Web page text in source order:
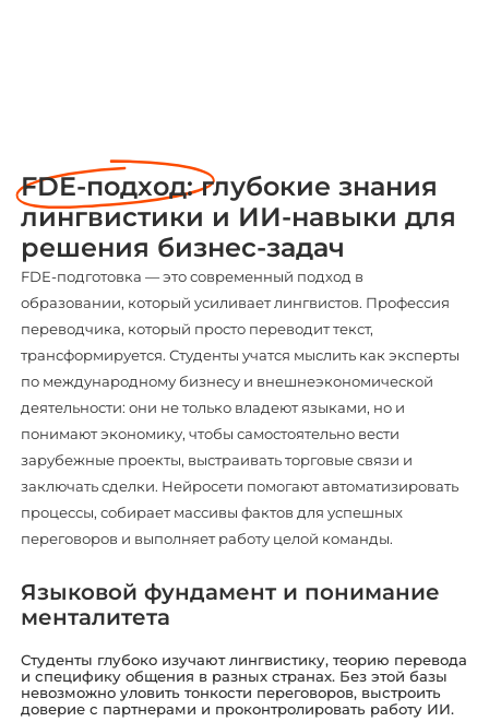
FDE-подход:глубокие знания
лингвистики и ИИ-навыки для
решения бизнес-задач
FDE-подготовка — это современный подход в
образовании, который усиливает лингвистов. Профессия
переводчика, который просто переводит текст,
трансформируется. Студенты учатся мыслить как эксперты
по международному бизнесу и внешнеэкономической
деятельности: они не только владеют языками, но и
понимают экономику, чтобы самостоятельно вести
зарубежные проекты, выстраивать торговые связи и
заключать сделки. Нейросети помогают автоматизировать
процессы, собирает массивы фактов для успешных
переговоров и выполняет работу целой команды.
Языковой фундамент и понимание
менталитета
Студенты глубоко изучают лингвистику, теорию перевода
и специфику общения в разных странах. Без этой базы
невозможно уловить тонкости переговоров, выстроить
доверие с партнерами и проконтролировать работу ИИ.